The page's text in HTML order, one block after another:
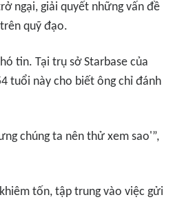
ngại, giải quyết những vấn đề
quỹ đạo.
tin. Tại trụ sở Starbase của
tuổi này cho biết ông chỉ đánh
chúng ta nên thử xem sao'”,
tốn, tập trung vào việc gửi